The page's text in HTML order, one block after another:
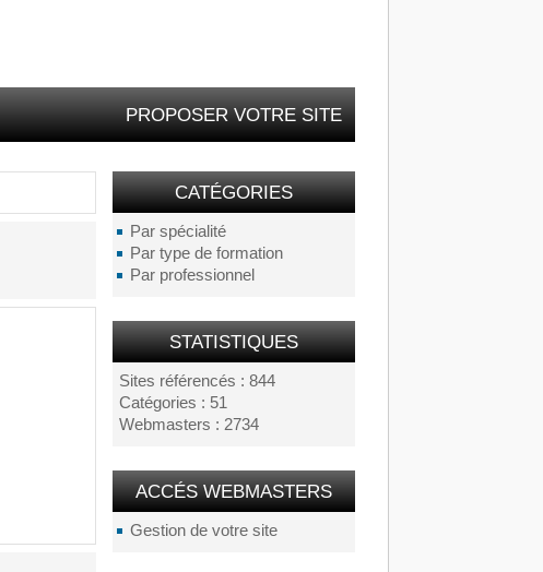
PROPOSER VOTRE SITE
CATÉGORIES
Par spécialité
Par type de formation
Par professionnel
STATISTIQUES
Sites référencés : 844
Catégories : 51
Webmasters : 2734
ACCÉS WEBMASTERS
Gestion de votre site